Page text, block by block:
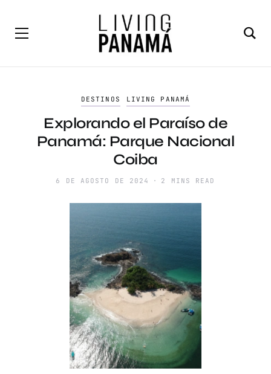
DESTINOS LIVING PANAMÁ
Explorando el Paraíso de
Panamá: Parque Nacional
Coiba
6 DE AGOSTO DE 2024 2 MINS READ